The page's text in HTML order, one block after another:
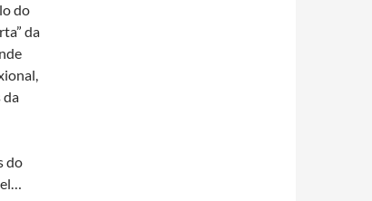
do
da
da
do